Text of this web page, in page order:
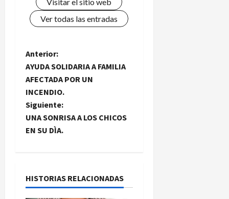
Ver todas las entradas
N
a
v
e
c
Anterior:
AYUDA SOLIDARIA A FAMILIA
AFECTADA POR UN
INCENDIO.
Siguiente:
UNA SONRISA A LOS CHICOS
EN SU DÌA.
HISTORIAS RELACIONADAS